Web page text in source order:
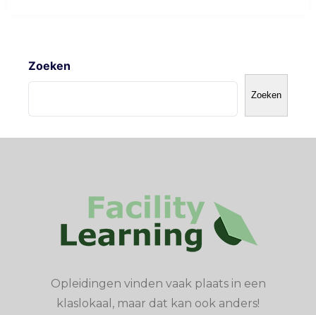
Zoeken
Zoeken
Opleidingen vinden vaak plaats in een
klaslokaal, maar dat kan ook anders!